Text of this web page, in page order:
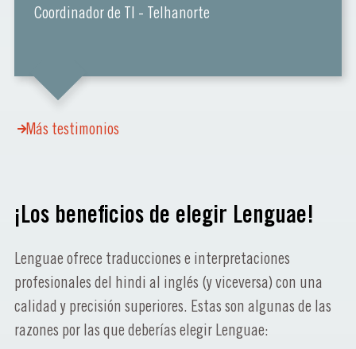
Coordinador de TI - Telhanorte
Más testimonios
¡Los beneficios de elegir Lenguae!
Lenguae ofrece traducciones e interpretaciones
profesionales del hindi al inglés (y viceversa) con una
calidad y precisión superiores. Estas son algunas de las
razones por las que deberías elegir Lenguae: